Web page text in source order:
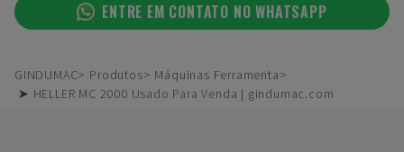
ENTRE EM CONTATO NO WHATSAPP
GINDUMAC Produtos
Máquinas Ferramenta
➤ HELLER MC 2000 Usado Para Venda | gindumac.com